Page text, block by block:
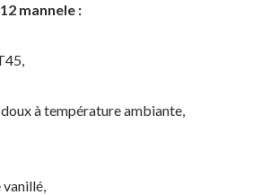
mannele :
à température ambiante,
vanillé,